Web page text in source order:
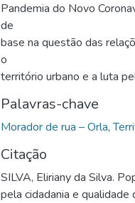
Pandemia do Novo
de
base na questão das
o
território urbano e a luta
Palavras-chave
Morador de rua – Orla,
Citação
SILVA, Eliriany da Silva.
pela cidadania e